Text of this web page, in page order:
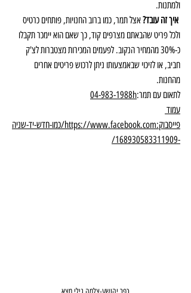
ולמתנות.
אצל תמר, כמו ברוב החנויות, פותחים כרטיס
ולכל פריט שהבאתם מצרפים קוד, כך שאם הוא יימכר תקבלו
כ-30% מהמחיר הנקוב. לפעמים המכירות מצטברות לצ'ק
חביב, או לזיכוי שבאמצעותו ניתן לרכוש פריטים אחרים
מהחנות.
לתאום עם תמר: 04-983-1988h
עמוד
פייסבוק:https://www.facebook.com/כמו-חדש-יד-שניה
-168930583311909/